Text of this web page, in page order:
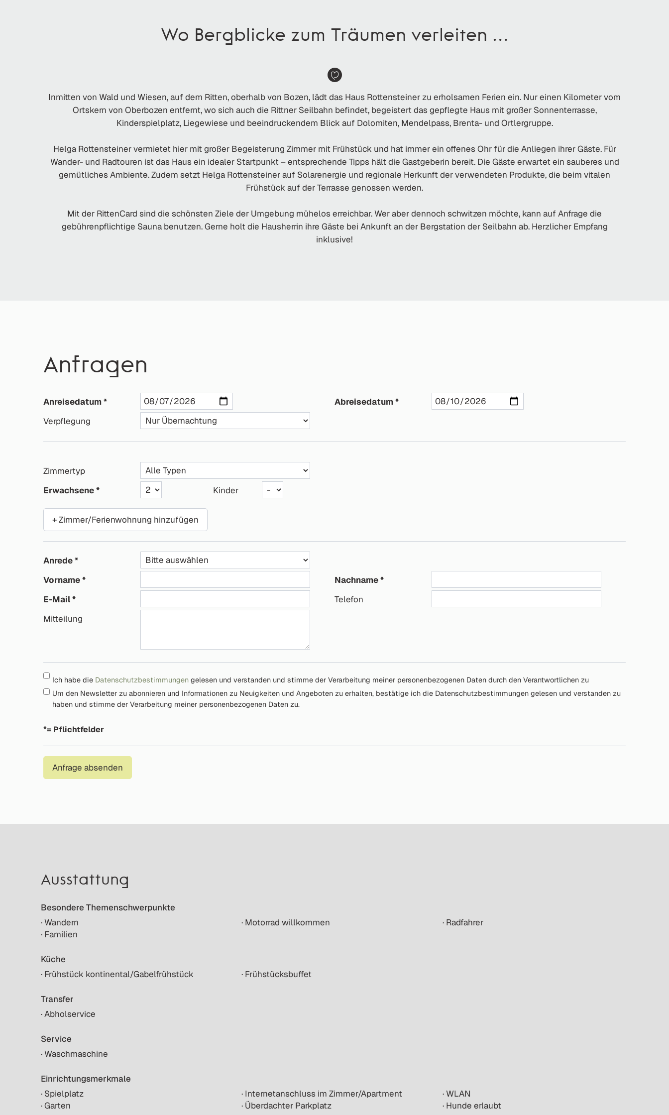
Wo Bergblicke zum Träumen verleiten ...
Inmitten von Wald und Wiesen, auf dem Ritten, oberhalb von Bozen, lädt das Haus Rottensteiner zu erholsamen Ferien ein. Nur einen Kilometer vom
Ortskern von Oberbozen entfernt, wo sich auch die Rittner Seilbahn befindet, begeistert das gepflegte Haus mit großer Sonnenterrasse,
Kinderspielplatz, Liegewiese und beeindruckendem Blick auf Dolomiten, Mendelpass, Brenta- und Ortlergruppe.
Helga Rottensteiner vermietet hier mit großer Begeisterung Zimmer mit Frühstück und hat immer ein offenes Ohr für die Anliegen ihrer Gäste. Für
Wander- und Radtouren ist das Haus ein idealer Startpunkt – entsprechende Tipps hält die Gastgeberin bereit. Die Gäste erwartet ein sauberes und
gemütliches Ambiente. Zudem setzt Helga Rottensteiner auf Solarenergie und regionale Herkunft der verwendeten Produkte, die beim vitalen
Frühstück auf der Terrasse genossen werden.
Mit der RittenCard sind die schönsten Ziele der Umgebung mühelos erreichbar. Wer aber dennoch schwitzen möchte, kann auf Anfrage die
gebührenpflichtige Sauna benutzen. Gerne holt die Hausherrin ihre Gäste bei Ankunft an der Bergstation der Seilbahn ab. Herzlicher Empfang
inklusive!
Anfragen
Anreisedatum
Abreisedatum
Verpflegung
Zimmertyp
Erwachsene
Kinder
+ Zimmer/Ferienwohnung hinzufügen
Anrede
Vorname
Nachname
E-Mail
Telefon
Mitteilung
Ich habe die Datenschutzbestimmungen gelesen und verstanden und stimme der Verarbeitung meiner personenbezogenen Daten durch den Verantwortlichen zu
Um den Newsletter zu abonnieren und Informationen zu Neuigkeiten und Angeboten zu erhalten, bestätige ich die Datenschutzbestimmungen gelesen und verstanden zu
haben und stimme der Verarbeitung meiner personenbezogenen Daten zu.
*= Pflichtfelder
Anfrage absenden
Ausstattung
Besondere Themenschwerpunkte
· Wandern
· Motorrad willkommen
· Radfahrer
· Familien
Küche
· Frühstück kontinental/Gabelfrühstück
· Frühstücksbuffet
Transfer
· Abholservice
Service
· Waschmaschine
Einrichtungsmerkmale
· Spielplatz
· Internetanschluss im Zimmer/Apartment
· WLAN
· Garten
· Überdachter Parkplatz · Hunde erlaubt